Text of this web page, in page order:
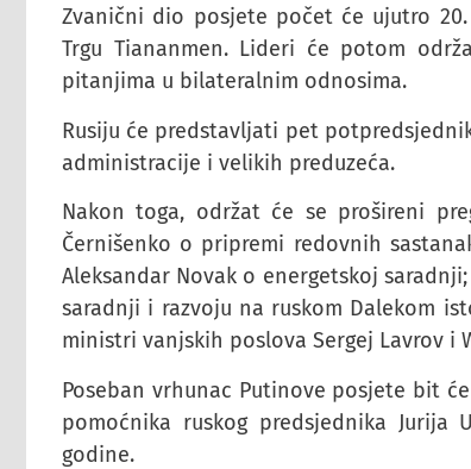
Zvanični dio posjete počet će ujutro
Trgu Tiananmen. Lideri će potom
pitanjima u bilateralnim odnosima.
Rusiju će predstavljati pet
administracije i velikih preduzeća.
Nakon toga, održat će se prošireni
Černišenko o pripremi redovnih
Aleksandar Novak o energetskoj
saradnji i razvoju na ruskom Dalekom
ministri vanjskih poslova Sergej Lavrov
Poseban vrhunac Putinove posjete bit
pomoćnika ruskog predsjednika
godine.